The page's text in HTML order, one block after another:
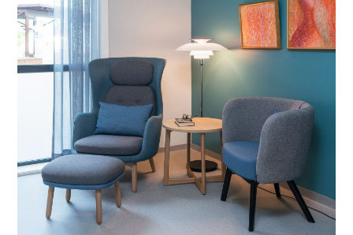
demensvennlig design er svakt, og studier som
fokuserer på hvordan det fysiske miljøet kan
brukes for å skape trivsel og velvære for
personer med demens, er nødvendig. Også her
har interiørarkitekten viktig kompetanse å bidra